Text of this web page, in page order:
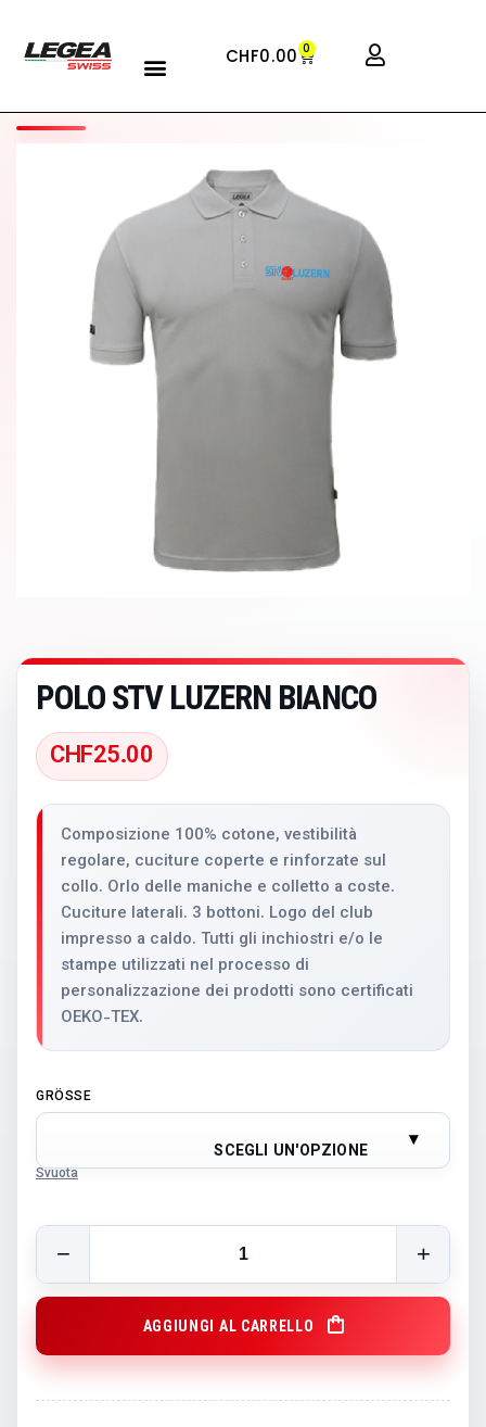
CHF0.00 0
POLO STV LUZERN BIANCO
CHF25.00
Composizione 100% cotone, vestibilità
regolare, cuciture coperte e rinforzate sul
collo. Orlo delle maniche e colletto a coste.
Cuciture laterali. 3 bottoni. Logo del club
impresso a caldo. Tutti gli inchiostri e/o le
stampe utilizzati nel processo di
personalizzazione dei prodotti sono certificati
OEKO-TEX.
GRÖSSE
SCEGLI UN'OPZIONE
Svuota
Polo STV Luzern bianco quantity
AGGIUNGI AL CARRELLO